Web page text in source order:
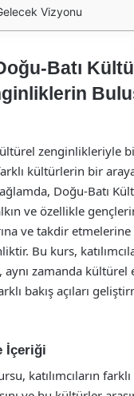
Vizyonu
Batı
zenginlikleriyle
kültürlerin bir
Doğu-Batı
ve özellikle
ve takdir etmelerine
Bu kurs,
aynı zamanda kültürel
bakış açıları
İçeriği
katılımcıların